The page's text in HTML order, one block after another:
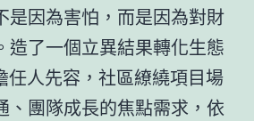
是因為害怕，而是因為對財
造了一個立異結果轉化生態
任人先容，社區繚繞項目場
、團隊成長的焦點需求，依